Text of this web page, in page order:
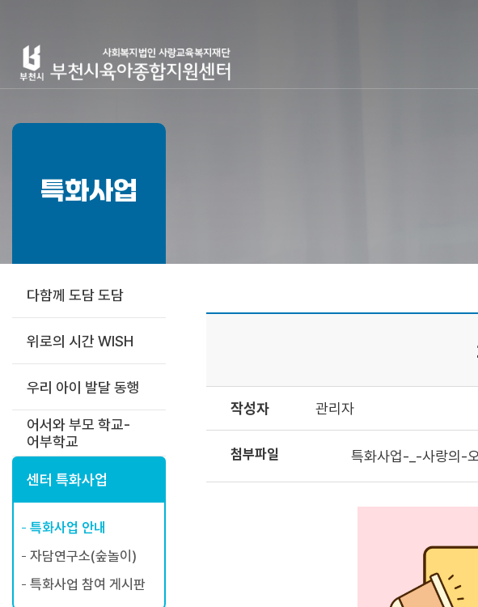
특화사업
다함께 도담 도담
위로의 시간 WISH
우리 아이 발달 동행
어서와 부모 학교-
어부학교
센터 특화사업
특화사업 안내
자담연구소(숲놀이)
특화사업 참여 게시판
작성자 관리자
첨부파일 특화사업-_-사랑의-